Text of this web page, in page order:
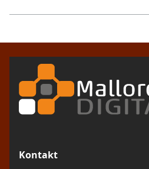
Kontakt